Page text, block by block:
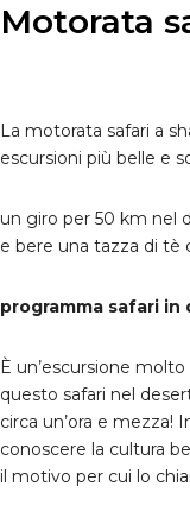
Motorata
La motorata safari a
escursioni più belle e
un giro per 50 km nel
e bere una tazza di tè
programma safari in
È un’escursione
questo safari nel
circa un’ora e mezza!
conoscere la cultura
il motivo per cui lo